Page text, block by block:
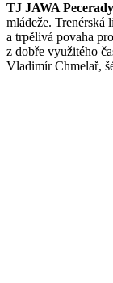
TJ JAWA Pecerady
mládeže. Trenérská
a trpělivá povaha
z dobře využitého
Vladimír Chmelař,